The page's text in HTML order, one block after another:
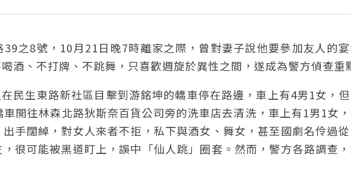
之8號，10月21日晚7時離家之際，曾對妻子說他要參加友人的
酒、不打牌、不跳舞，只喜歡週旋於異性之間，遂成為警方偵查重
民生東路新社區目擊到游銘坤的轎車停在路邊，車上有4男1女，
開往林森北路狄斯奈百貨公司旁的洗車店去清洗，車上有1男1女
手闊綽，對女人來者不拒，私下與酒女、舞女，甚至國劇名伶過從
很可能被黑道盯上，誤中「仙人跳」圈套。然而，警方各路調查